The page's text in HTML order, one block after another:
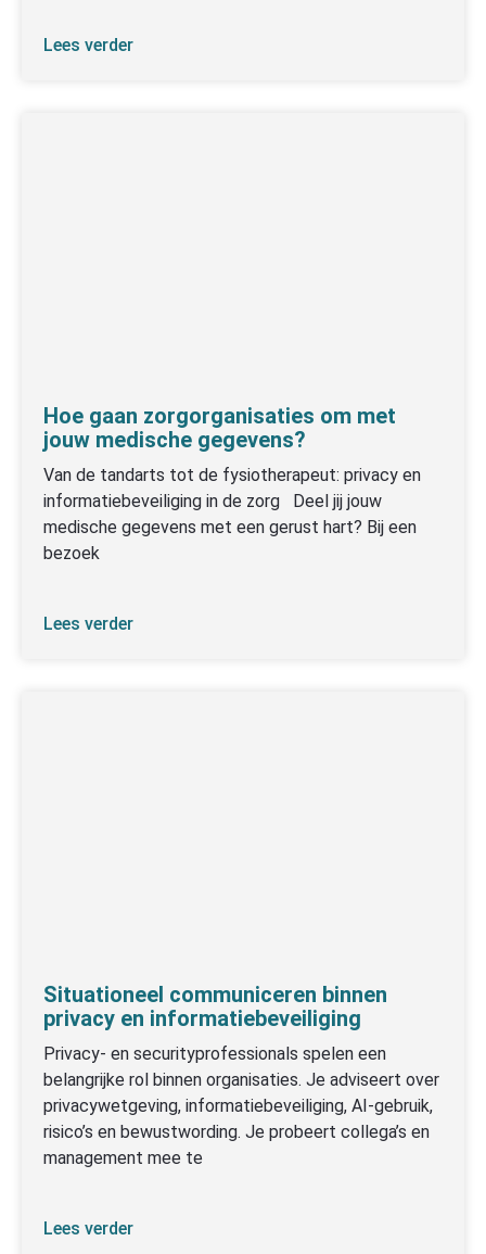
Lees verder
Hoe gaan zorgorganisaties om met
jouw medische gegevens?
Van de tandarts tot de fysiotherapeut: privacy en
informatiebeveiliging in de zorg Deel jij jouw
medische gegevens met een gerust hart? Bij een
bezoek
Lees verder
Situationeel communiceren binnen
privacy en informatiebeveiliging
Privacy- en securityprofessionals spelen een
belangrijke rol binnen organisaties. Je adviseert over
privacywetgeving, informatiebeveiliging, AI-gebruik,
risico’s en bewustwording. Je probeert collega’s en
management mee te
Lees verder